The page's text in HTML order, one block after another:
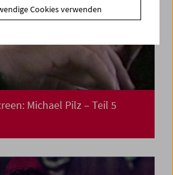
Michael Pilz – Teil 5
Cookies verwenden